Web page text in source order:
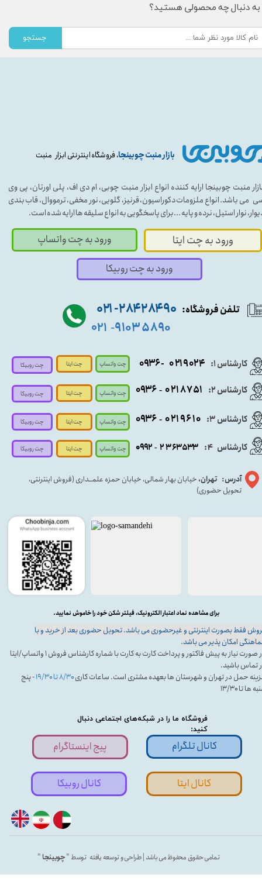
بازار منبت چوبینجا، فروشگاه اینترنتی ابزار منبت
فروشگاه ما را در شبکه‌های اجتماعی دنبال
کنید:
منبت چوبینجا ارایه کننده انواع ابزار منبت چوبی، ام دی اف، پلی اورتان، پی وی
می باشد. انواع ملزومات دکوراسیون، قرنیز، گلویی، نور مخفی، ترمووال، قاب بندی
نوار استیل، نرده و پایه ...برای پاسخگویی به انواع سلیقه ها ارایه شده است.
تمامی حقوق محفوظ می باشد | طراحی و توسعه یافته توسط "چوبینجا"
کارشناس ۱: ۰۲۱۹۰۲۴ - ۰۹۳۶
آدرس: تهران، خیابان بهار شمالی، خیابان حمزه علمــداری (فروش اینترنتی،
تحویل حضوری)
ورود به چت ایتا ورود به چت واتساپ
تلفن فروشگاه: ۹۰ ۲۸۴ ۲۸۴- ۰۲۱
۵۸۹۰ ۹۱۰۳ -۰۲۱
کارشناس ۳: ۰۲۱۹۶۱۰ -۰۹۳۶
فقط بصورت اینترنتی و غیرحضوری می باشد. تحویل حضوری بعد از خرید و با
امکان پذیر می باشد.
در صورت نیاز به پیش فاکتور و پرداخت کارت به کارت با شماره کارشناس فروش ۱ واتساپ/ایتا
تماس باشید.
حمل در تهران و شهرستان ها بعهده مشتری است. ساعات کاری۸/۳۰ تا ۱۹/۳۰
- پنج
ها تا ۱۳/۳۰
برای مشاهده نماد اعتبار الکترونیک، فیلتر شکن خود را خاموش نمایید.
پیج اینستاگرام کانال تلگرام
کارشناس ۲: ۰۲۱۸۷۵۱ - ۰۹۳۶
کانال ایتا کانال روبیکا
ورود به چت روبیکا
کارشناس 4
: ۲۳۶۳۵۳۳ - ۰۹۹۲
چت واتساپ
چت واتساپ
چت واتساپ
چت واتساپ
چت ایتا
چت ایتا
چت ایتا
چت ایتا
چت روبیکا
چت روبیکا
چت روبیکا
چت روبیکا
به دنبال چه محصولی هستید؟
جستجو